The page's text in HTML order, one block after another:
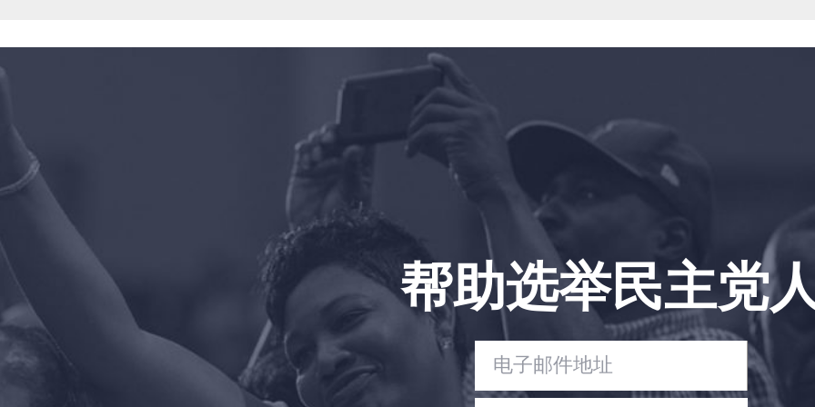
首页
Shop
Take Back the Courts
与我们合作
新闻
您的派对
行动
帮助选举民主党